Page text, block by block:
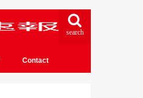
search
Contact